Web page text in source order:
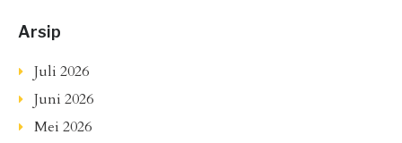
Arsip
Juli 2026
Juni 2026
Mei 2026